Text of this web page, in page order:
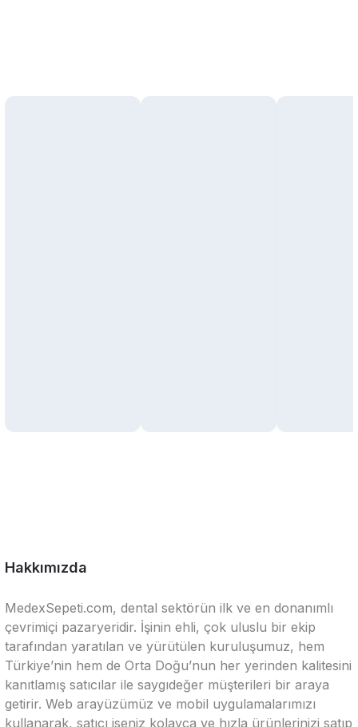
Hakkımızda
MedexSepeti.com, dental sektörün ilk ve en donanımlı
çevrimiçi pazaryeridir. İşinin ehli, çok uluslu bir ekip
tarafından yaratılan ve yürütülen kuruluşumuz, hem
Türkiye’nin hem de Orta Doğu’nun her yerinden kalitesini
kanıtlamış satıcılar ile saygıdeğer müşterileri bir araya
getirir. Web arayüzümüz ve mobil uygulamalarımızı
kullanarak, satıcı iseniz kolayca ve hızla ürünlerinizi satıp